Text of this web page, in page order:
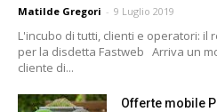
Matilde Gregori - 9 Luglio 2019
L'incubo di tutti, clienti e operatori: il
per la disdetta Fastweb Arriva un
cliente di...
Offerte mobile